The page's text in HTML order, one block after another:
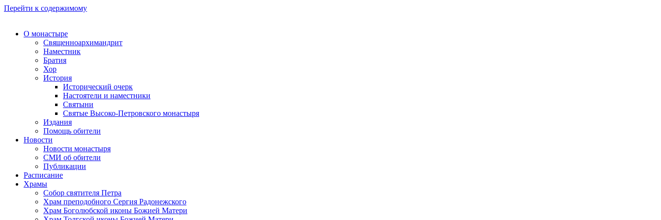
Перейти к содержимому
О монастыре
Священноархимандрит
Наместник
Братия
Хор
История
Исторический очерк
Настоятели и наместники
Святыни
Святые Высоко-Петровского монастыря
Издания
Помощь обители
Новости
Новости монастыря
СМИ об обители
Публикации
Расписание
Храмы
Собор святителя Петра
Храм преподобного Сергия Радонежского
Храм Боголюбской иконы Божией Матери